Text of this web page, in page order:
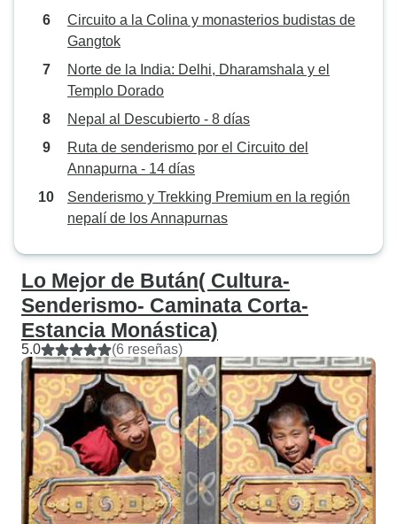
Circuito a la Colina y monasterios budistas de
Gangtok
Norte de la India: Delhi, Dharamshala y el
Templo Dorado
Nepal al Descubierto - 8 días
Ruta de senderismo por el Circuito del
Annapurna - 14 días
Senderismo y Trekking Premium en la región
nepalí de los Annapurnas
Lo Mejor de Bután( Cultura-
Senderismo- Caminata Corta-
Estancia Monástica)
5.0 (6 reseñas)